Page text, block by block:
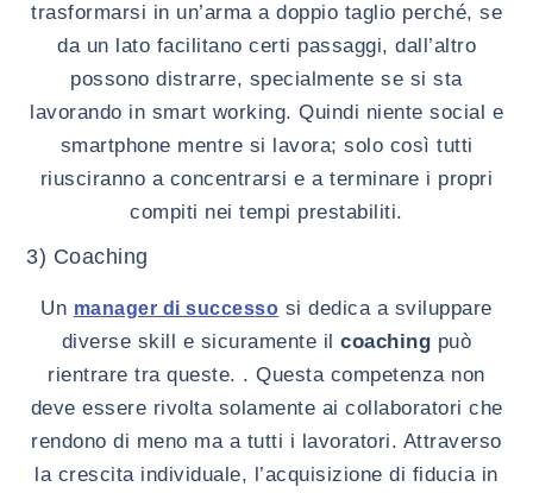
trasformarsi in un’arma a doppio taglio perché, se
da un lato facilitano certi passaggi, dall’altro
possono distrarre, specialmente se si sta
lavorando in smart working. Quindi niente social e
smartphone mentre si lavora; solo così tutti
riusciranno a concentrarsi e a terminare i propri
compiti nei tempi prestabiliti.
3) Coaching
Un manager di successo si dedica a sviluppare
diverse skill e sicuramente ilcoaching può
rientrare tra queste. . Questa competenza non
deve essere rivolta solamente ai collaboratori che
rendono di meno ma a tutti i lavoratori. Attraverso
la crescita individuale, l’acquisizione di fiducia in